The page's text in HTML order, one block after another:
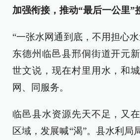
加强衔接，推动“最后一公里”
“一张水网通到底，不用担心
东德州临邑县邢侗街道开元
世文说，现在村里用水，和
网、同服务。
临邑县水资源先天不足，又
区域，发展喊“渴”。县水利局